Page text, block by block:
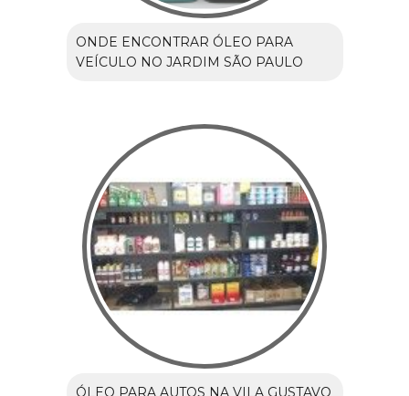
ONDE ENCONTRAR ÓLEO PARA
VEÍCULO NO JARDIM SÃO PAULO
ÓLEO PARA AUTOS NA VILA GUSTAVO